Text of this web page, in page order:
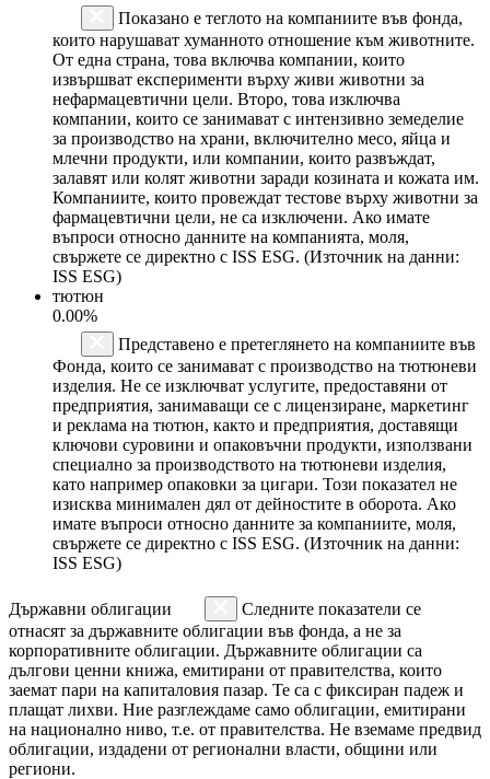
Показано е теглото на компаниите във фонда,
които нарушават хуманното отношение към животните.
От една страна, това включва компании, които
извършват експерименти върху живи животни за
нефармацевтични цели. Второ, това изключва
компании, които се занимават с интензивно земеделие
за производство на храни, включително месо, яйца и
млечни продукти, или компании, които развъждат,
залавят или колят животни заради козината и кожата им.
Компаниите, които провеждат тестове върху животни за
фармацевтични цели, не са изключени. Ако имате
въпроси относно данните на компанията, моля,
свържете се директно с ISS ESG. (Източник на данни:
ISS ESG)
тютюн
0.00%
Представено е претеглянето на компаниите във
Фонда, които се занимават с производство на тютюневи
изделия. Не се изключват услугите, предоставяни от
предприятия, занимаващи се с лицензиране, маркетинг
и реклама на тютюн, както и предприятия, доставящи
ключови суровини и опаковъчни продукти, използвани
специално за производството на тютюневи изделия,
като например опаковки за цигари. Този показател не
изисква минимален дял от дейностите в оборота. Ако
имате въпроси относно данните за компаниите, моля,
свържете се директно с ISS ESG. (Източник на данни:
ISS ESG)
Държавни облигации
Следните показатели се
отнасят за държавните облигации във фонда, а не за
корпоративните облигации. Държавните облигации са
дългови ценни книжа, емитирани от правителства, които
заемат пари на капиталовия пазар. Те са с фиксиран падеж и
плащат лихви. Ние разглеждаме само облигации, емитирани
на национално ниво, т.е. от правителства. Не вземаме предвид
облигации, издадени от регионални власти, общини или
региони.